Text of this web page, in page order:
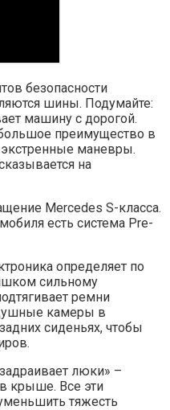
безопасности
шины. Подумайте:
машину с дорогой.
преимущество в
маневры.
на
Mercedes S-класса.
есть система Pre-
определяет по
сильному
ремни
камеры в
сиденьях, чтобы
люки» –
крыше. Все эти
тяжесть